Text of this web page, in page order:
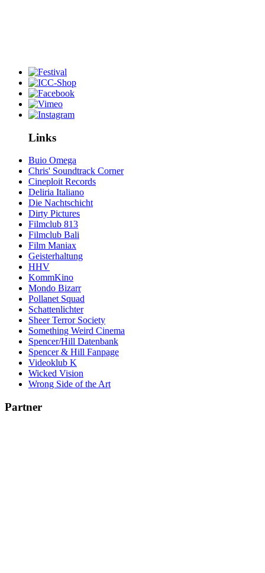
Links
Buio Omega
Chris' Soundtrack Corner
Cineploit Records
Deliria Italiano
Die Nachtschicht
Dirty Pictures
Filmclub 813
Filmclub Bali
Film Maniax
Geisterhaltung
HHV
KommKino
Mondo Bizarr
Pollanet Squad
Schattenlichter
Sheer Terror Society
Something Weird Cinema
Spencer/Hill Datenbank
Spencer & Hill Fanpage
Videoklub K
Wicked Vision
Wrong Side of the Art
Partner